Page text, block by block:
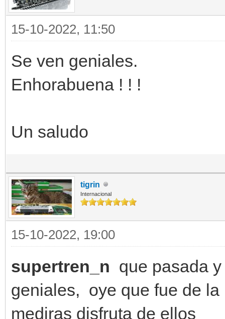
15-10-2022, 11:50
Se ven geniales.
Enhorabuena ! ! !
Un saludo
tigrin
Internacional
15-10-2022, 19:00
supertren_n que pasada
geniales, oye que fue de
mediras disfruta de ellos